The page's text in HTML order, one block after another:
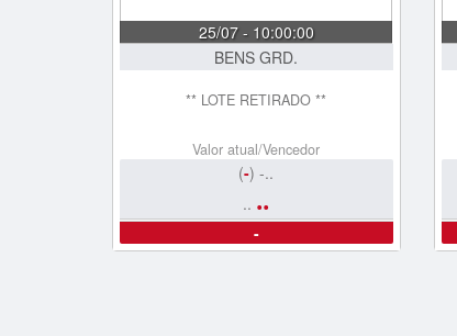
25/07 - 10:00:00
BENS GRD.
** LOTE RETIRADO **
Valor atual/Vencedor
(-) -..
.. ..
-